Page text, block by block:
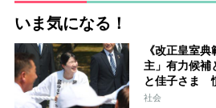
いま気になる！
《改正皇室
主」有力候補
と佳子さま
の女性”が就
社会